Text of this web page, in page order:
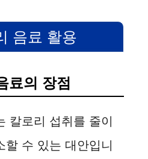
음료 활용
료의 장점
칼로리 섭취를 줄이
할 수 있는 대안입니